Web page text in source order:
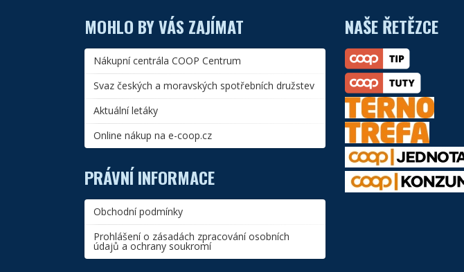
MOHLO BY VÁS ZAJÍMAT
Nákupní centrála COOP Centrum
Svaz českých a moravských spotřebních družstev
Aktuální letáky
Online nákup na e-coop.cz
PRÁVNÍ INFORMACE
Obchodní podmínky
Prohlášení o zásadách zpracování osobních
údajů a ochrany soukromí
NAŠE ŘETĚZCE